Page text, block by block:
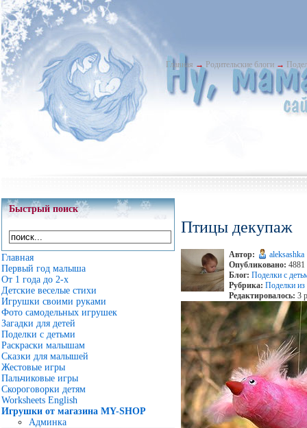
Главная → Родительские блоги →
Быстрый поиск
Главная
Первый год малыша
От 1 года до 2-х
Детские веселые стихи
Игрушки своими руками
Фото самодельных игрушек
Загадки для детей
Поделки с детьми
Раскраски малышам
Сказки для малышей
Жестовые игры
Пальчиковые игры
Скороговорки детям
Worksheets English
Игрушки от магазина MY-SHOP
Админка
Птицы декупаж
Автор:
aleksashka
Опубликовано: 4881
Блог: Поделки с
Рубрика: Поделки из
Редактировалось: 3